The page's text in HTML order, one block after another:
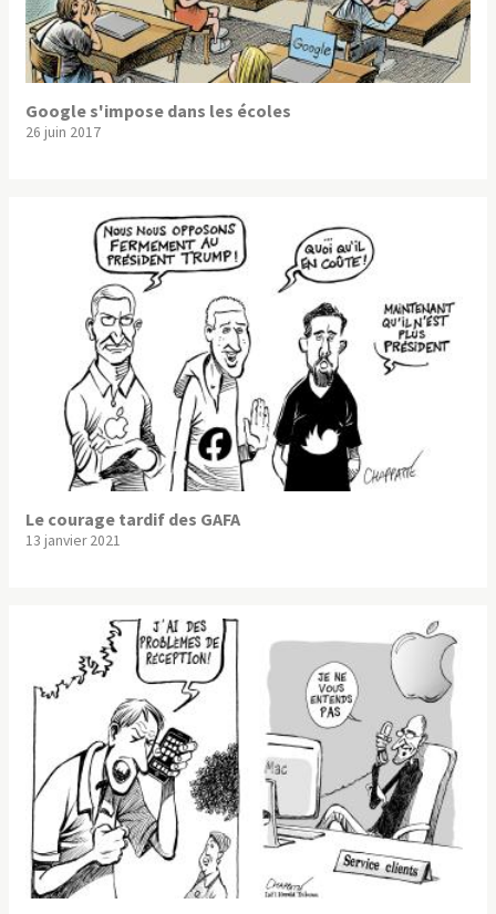
Google s'impose dans les écoles
26 juin 2017
Le courage tardif des GAFA
13 janvier 2021